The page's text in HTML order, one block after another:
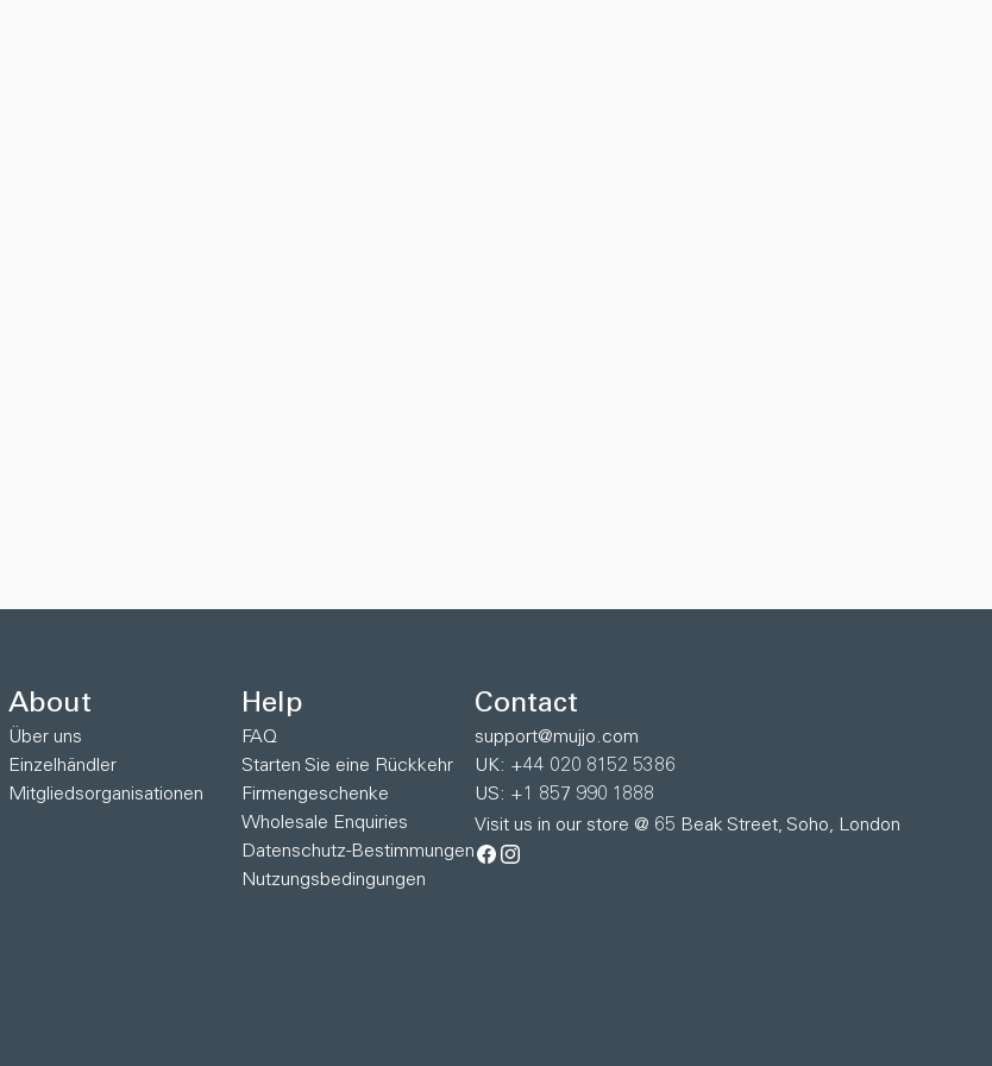
About
Über uns
Einzelhändler
Mitgliedsorganisationen
Help
FAQ
Starten Sie eine Rückkehr
Firmengeschenke
Wholesale Enquiries
Datenschutz-Bestimmungen
Nutzungsbedingungen
Contact
support@mujjo.com
UK: +44 020 8152 5386
US: +1 857 990 1888
Visit us in our store @ 65 Beak Street, Soho, London
Facebook